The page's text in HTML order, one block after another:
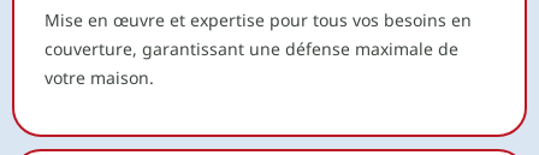
Mise en œuvre et expertise pour tous vos besoins en
couverture, garantissant une défense maximale de
votre maison.